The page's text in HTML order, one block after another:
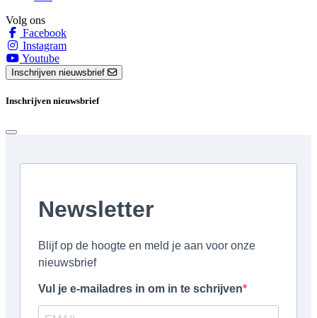
Volg ons
Facebook
Instagram
Youtube
Inschrijven nieuwsbrief
Inschrijven nieuwsbrief